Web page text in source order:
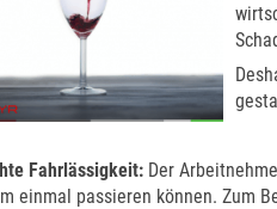
Fahrlässigkeit: Der
einmal passieren können. Zum